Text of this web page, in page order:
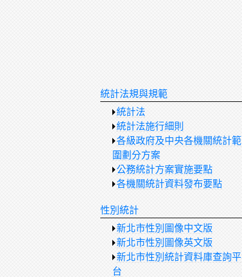
統計法規與規範
統計法
統計法施行細則
各級政府及中央各機關統計範
圍劃分方案
公務統計方案實施要點
各機關統計資料發布要點
性別統計
新北市性別圖像中文版
新北市性別圖像英文版
新北市性別統計資料庫查詢平
台